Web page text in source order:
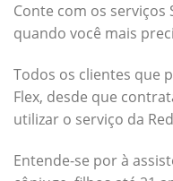
Conte com os
quando você mais
Todos os clientes que
Flex, desde que
utilizar o serviço da
Entende-se por à